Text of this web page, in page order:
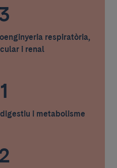
respiratòria,
i renal
1
i metabolisme
2